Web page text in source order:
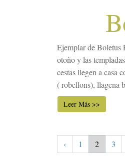
Ejemplar de Boletus
otoño y las
cestas llegen a casa
( robellons), llagena
Leer Más >>
‹ 1 2 3